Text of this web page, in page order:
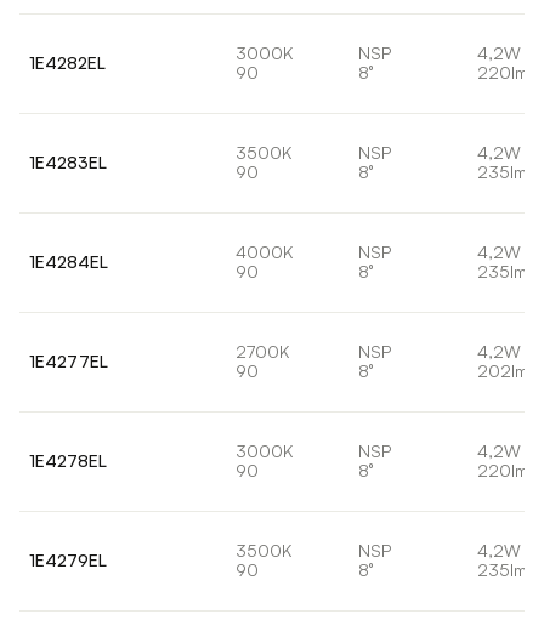
1E4282EL
3000K
90
NSP
8°
4,2W
220lm
1E4283EL
3500K
90
NSP
8°
4,2W
235lm
1E4284EL
4000K
90
NSP
8°
4,2W
235lm
1E4277EL
2700K
90
NSP
8°
4,2W
202lm
1E4278EL
3000K
90
NSP
8°
4,2W
220lm
1E4279EL
3500K
90
NSP
8°
4,2W
235lm